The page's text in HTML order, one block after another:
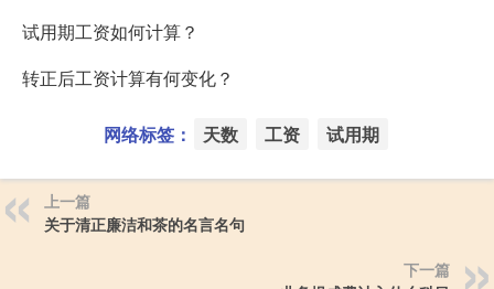
试用期工资如何计算？
转正后工资计算有何变化？
网络标签： 天数 工资 试用期
上一篇
关于清正廉洁和茶的名言名句
下一篇